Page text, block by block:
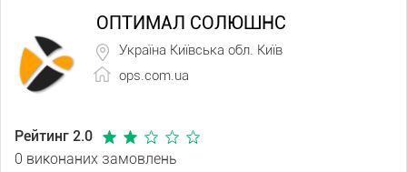
ОПТИМАЛ СОЛЮШНС
Україна Київська обл. Київ
ops.com.ua
Рейтинг 2.0
0 виконаних замовлень